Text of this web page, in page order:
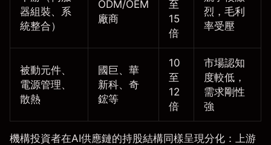
器組裝、系
統整合）
ODM/OEM
廠商
至
15
倍
烈，毛利
率受壓
被動元件、
電源管理、
散熱
國巨、華
新科、奇
鋐等
10
至
12
倍
市場認知
度較低，
需求剛性
強
機構投資者在AI供應鏈的持股結構同樣呈現分化：上游